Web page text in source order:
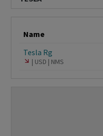
Name
Tesla Rg
USD NMS